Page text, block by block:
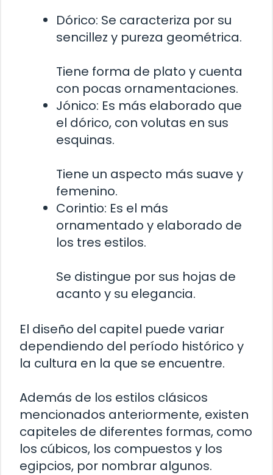
Dórico: Se caracteriza por su
sencillez y pureza geométrica.
Tiene forma de plato y cuenta
con pocas ornamentaciones.
Jónico: Es más elaborado que
el dórico, con volutas en sus
esquinas.
Tiene un aspecto más suave y
femenino.
Corintio: Es el más
ornamentado y elaborado de
los tres estilos.
Se distingue por sus hojas de
acanto y su elegancia.
El diseño del capitel puede variar
dependiendo del período histórico y
la cultura en la que se encuentre.
Además de los estilos clásicos
mencionados anteriormente, existen
capiteles de diferentes formas, como
los cúbicos, los compuestos y los
egipcios, por nombrar algunos.